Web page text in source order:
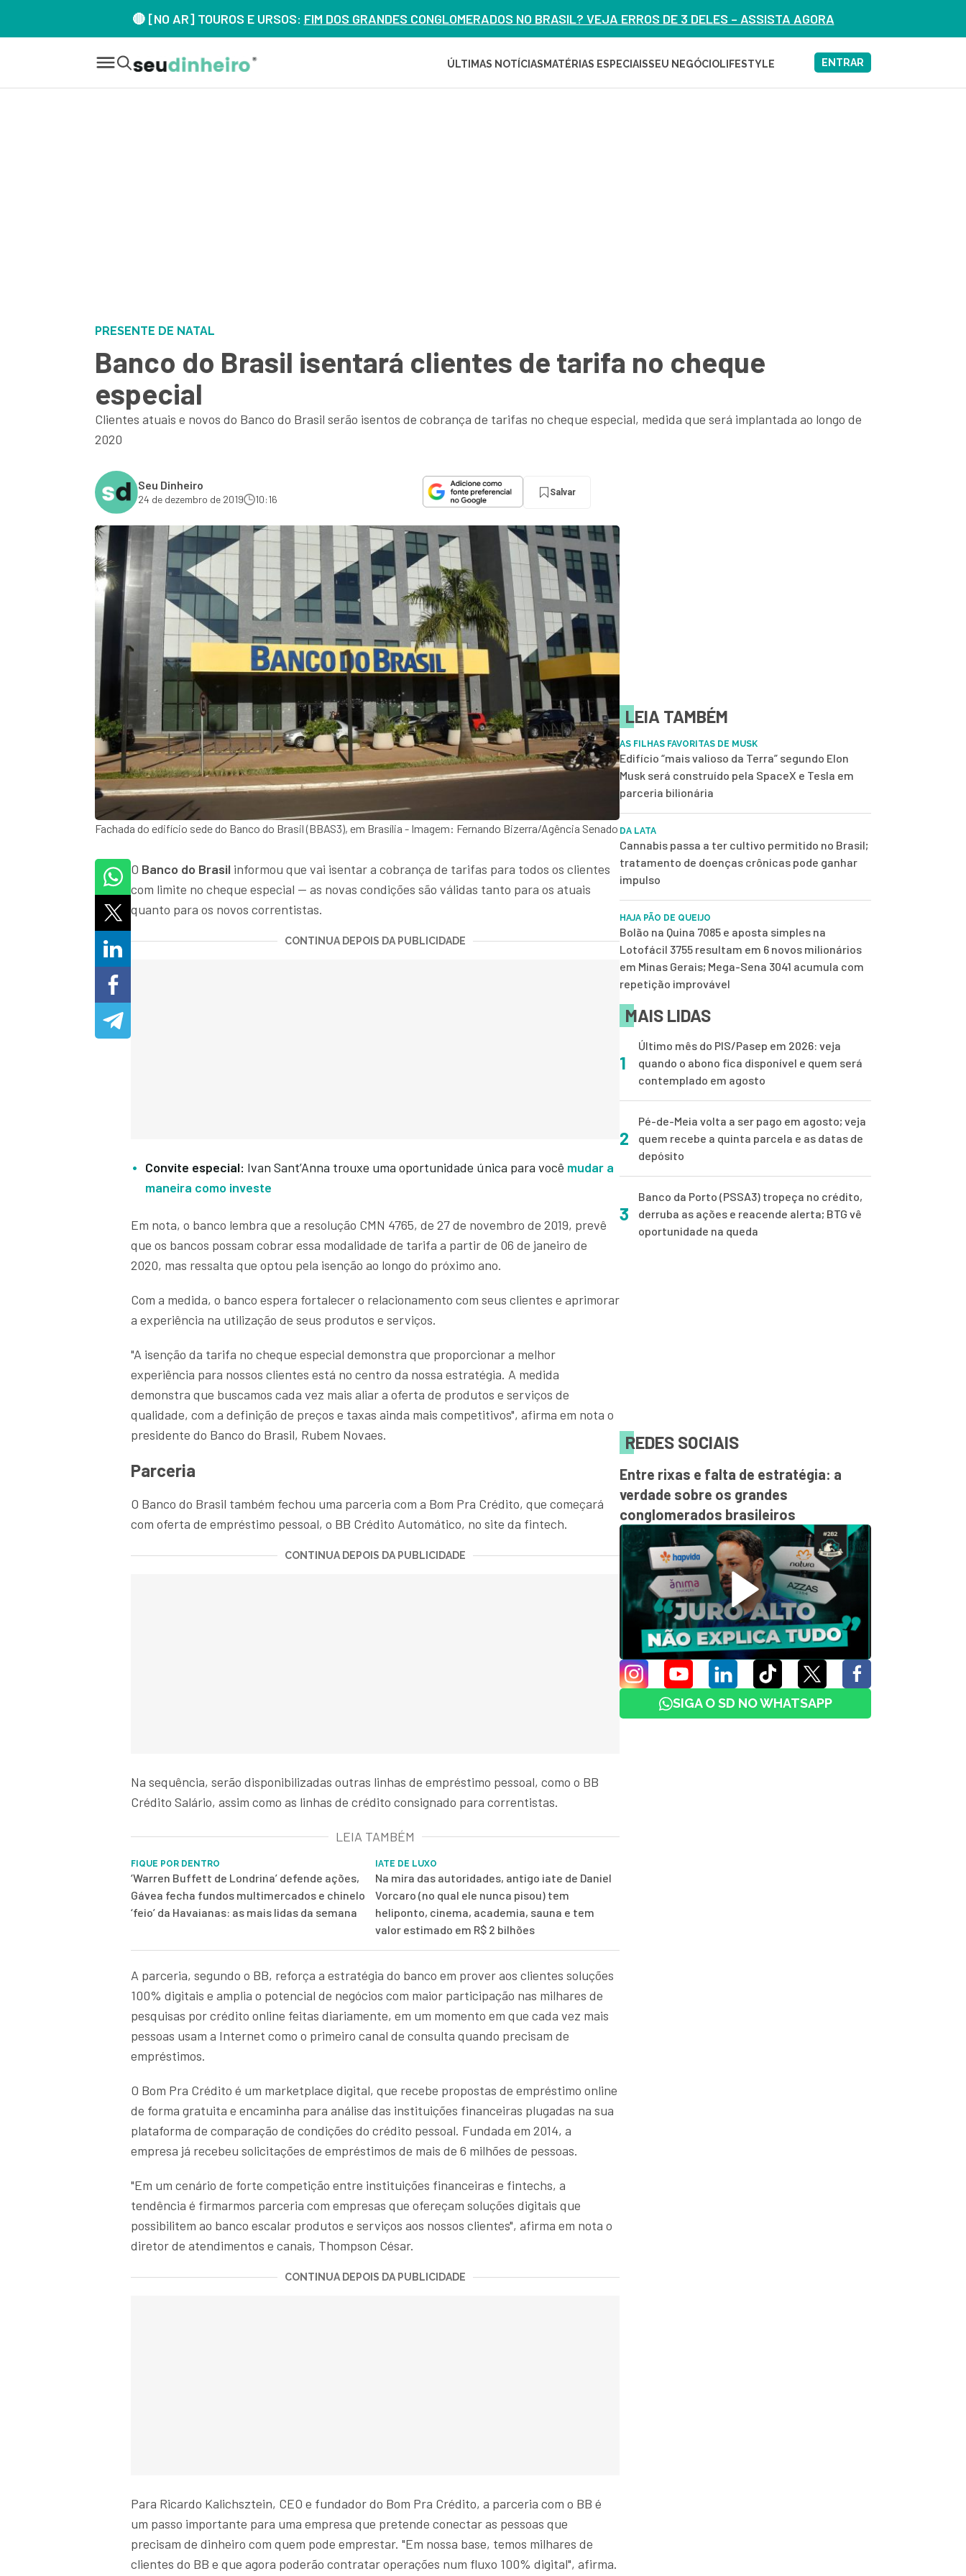
🔴 [NO AR] TOUROS E URSOS: FIM DOS GRANDES CONGLOMERADOS NO BRASIL? VEJA ERROS DE 3 DELES – ASSISTA AGORA
ÚLTIMAS NOTÍCIAS MATÉRIAS ESPECIAISSEU NEGÓCIOLIFESTYLE ENTRAR
PRESENTE DE NATAL
Banco do Brasil isentará clientes de tarifa no cheque
especial
Clientes atuais e novos do Banco do Brasil serão isentos de cobrança de tarifas no cheque especial, medida que será implantada ao longo de
2020
Seu Dinheiro
24 de dezembro de 2019 10:16
Salvar
Fachada do edifício sede do Banco do Brasil (BBAS3), em Brasília - Imagem: Fernando Bizerra/Agência Senado
O Banco do Brasil informou que vai isentar a cobrança de tarifas para todos os clientes
com limite no cheque especial — as novas condições são válidas tanto para os atuais
quanto para os novos correntistas.
CONTINUA DEPOIS DA PUBLICIDADE
Convite especial: Ivan Sant’Anna trouxe uma oportunidade única para você mudar a
maneira como investe
Em nota, o banco lembra que a resolução CMN 4765, de 27 de novembro de 2019, prevê
que os bancos possam cobrar essa modalidade de tarifa a partir de 06 de janeiro de
2020, mas ressalta que optou pela isenção ao longo do próximo ano.
Com a medida, o banco espera fortalecer o relacionamento com seus clientes e aprimorar
a experiência na utilização de seus produtos e serviços.
"A isenção da tarifa no cheque especial demonstra que proporcionar a melhor
experiência para nossos clientes está no centro da nossa estratégia. A medida
demonstra que buscamos cada vez mais aliar a oferta de produtos e serviços de
qualidade, com a definição de preços e taxas ainda mais competitivos", afirma em nota o
presidente do Banco do Brasil, Rubem Novaes.
Parceria
O Banco do Brasil também fechou uma parceria com a Bom Pra Crédito, que começará
com oferta de empréstimo pessoal, o BB Crédito Automático, no site da fintech.
CONTINUA DEPOIS DA PUBLICIDADE
Na sequência, serão disponibilizadas outras linhas de empréstimo pessoal, como o BB
Crédito Salário, assim como as linhas de crédito consignado para correntistas.
LEIA TAMBÉM
FIQUE POR DENTRO
‘Warren Buffett de Londrina’ defende ações,
Gávea fecha fundos multimercados e chinelo
‘feio’ da Havaianas: as mais lidas da semana
IATE DE LUXO
Na mira das autoridades, antigo iate de Daniel
Vorcaro (no qual ele nunca pisou) tem
heliponto, cinema, academia, sauna e tem
valor estimado em R$ 2 bilhões
A parceria, segundo o BB, reforça a estratégia do banco em prover aos clientes soluções
100% digitais e amplia o potencial de negócios com maior participação nas milhares de
pesquisas por crédito online feitas diariamente, em um momento em que cada vez mais
pessoas usam a Internet como o primeiro canal de consulta quando precisam de
empréstimos.
O Bom Pra Crédito é um marketplace digital, que recebe propostas de empréstimo online
de forma gratuita e encaminha para análise das instituições financeiras plugadas na sua
plataforma de comparação de condições do crédito pessoal. Fundada em 2014, a
empresa já recebeu solicitações de empréstimos de mais de 6 milhões de pessoas.
"Em um cenário de forte competição entre instituições financeiras e fintechs, a
tendência é firmarmos parceria com empresas que ofereçam soluções digitais que
possibilitem ao banco escalar produtos e serviços aos nossos clientes", afirma em nota o
diretor de atendimentos e canais, Thompson César.
CONTINUA DEPOIS DA PUBLICIDADE
Para Ricardo Kalichsztein, CEO e fundador do Bom Pra Crédito, a parceria com o BB é
um passo importante para uma empresa que pretende conectar as pessoas que
precisam de dinheiro com quem pode emprestar. "Em nossa base, temos milhares de
clientes do BB e que agora poderão contratar operações num fluxo 100% digital", afirma.
LEIA TAMBÉM
AS FILHAS FAVORITAS DE MUSK
Edifício “mais valioso da Terra” segundo Elon
Musk será construído pela SpaceX e Tesla em
parceria bilionária
DA LATA
Cannabis passa a ter cultivo permitido no Brasil;
tratamento de doenças crônicas pode ganhar
impulso
HAJA PÃO DE QUEIJO
Bolão na Quina 7085 e aposta simples na
Lotofácil 3755 resultam em 6 novos milionários
em Minas Gerais; Mega-Sena 3041 acumula com
repetição improvável
MAIS LIDAS
1
Último mês do PIS/Pasep em 2026: veja
quando o abono fica disponível e quem será
contemplado em agosto
2
Pé-de-Meia volta a ser pago em agosto; veja
quem recebe a quinta parcela e as datas de
depósito
3
Banco da Porto (PSSA3) tropeça no crédito,
derruba as ações e reacende alerta; BTG vê
oportunidade na queda
REDES SOCIAIS
Entre rixas e falta de estratégia: a
verdade sobre os grandes
conglomerados brasileiros
SIGA O SD NO WHATSAPP